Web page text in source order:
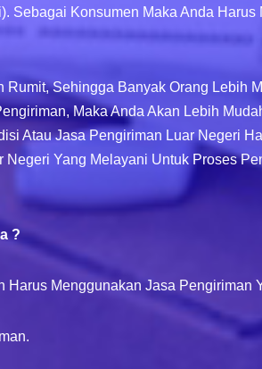
Konsumen Maka Anda
Sehingga Banyak Orang Lebih
Maka Anda Akan Lebih
Atau Jasa Pengiriman Luar Negeri
Yang Melayani Untuk Proses
?
Menggunakan Jasa Pengiriman